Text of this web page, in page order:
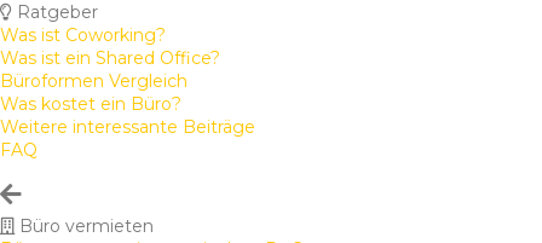
Ratgeber
Was ist Coworking?
Was ist ein Shared Office?
Büroformen Vergleich
Was kostet ein Büro?
Weitere interessante Beiträge
FAQ
Büro vermieten